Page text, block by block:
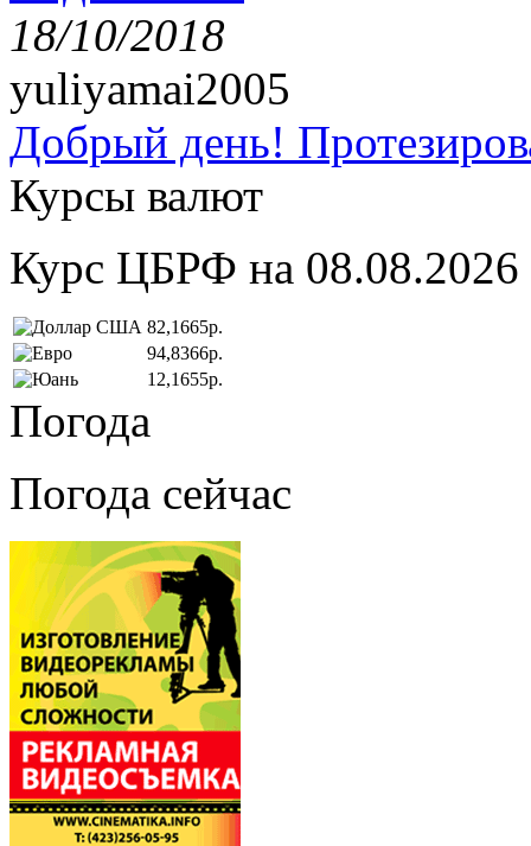
18/10/2018
yuliyamai2005
Добрый день!
Курсы валют
Курс ЦБРФ на 08.08.2026
82,1665р.
94,8366р.
12,1655р.
Погода
Погода сейчас